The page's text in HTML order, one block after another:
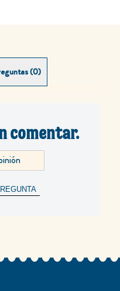
(0)
comentar.